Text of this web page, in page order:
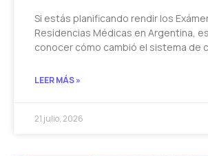
Si estás planificando rendir los
Residencias Médicas en Argentina,
conocer cómo cambió el sistema de
LEER MÁS »
21 julio, 2026